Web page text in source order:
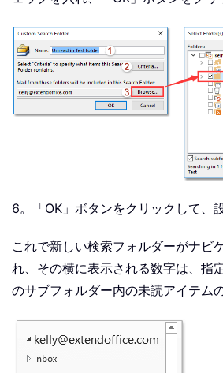
6。「OK」ボタンをクリックして、
これで新しい検索フォルダーがナビ
れ、その横に表示される数字は、指
のサブフォルダー内の未読アイテム